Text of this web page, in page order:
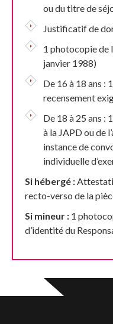
ou du titre de
Justificatif de
1 photocopie de
janvier 1988)
De 16 à 18 ans :
recensement
De 18 à 25 ans
à la JAPD ou de
instance de
individuelle
Si hébergé :
recto-verso de la
Si mineur : 1
d’identité du